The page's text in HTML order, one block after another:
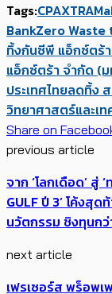
Tags:CPAXTRA
BankZero
ทิ้งกันซีพี แอ็กซ์ตร้า
แอ็กซ์ตร้า จำกัด (
ประเทศไทยลดทิ้ง
วิทยาศาสตร์และเท
Share on
previous article
จาก ‘โลกเดือด’ สู่
GULF ปี 3’ โค้งสุด
นวัตกรรม ชิงทุนก
next article
เฟรเซอร์ส พร็อพเ